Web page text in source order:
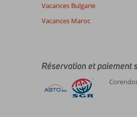
clients
pas
commentaires
en
Vacances Bulgarie
Vacances Maroc
Réservation et paiement